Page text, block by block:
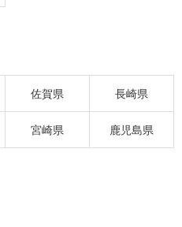
佐賀県 長崎県
宮崎県 鹿児島県